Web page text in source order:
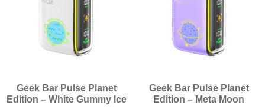
Geek Bar Pulse Planet
Edition – White Gummy Ice
Geek Bar Pulse Planet
Edition – Meta Moon